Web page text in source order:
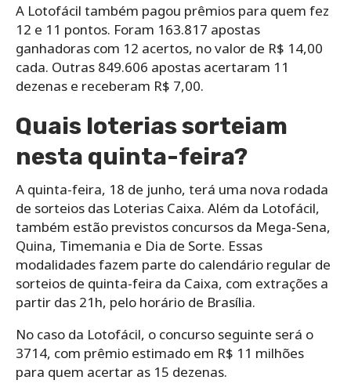
A Lotofácil também pagou prêmios para quem fez
12 e 11 pontos. Foram 163.817 apostas
ganhadoras com 12 acertos, no valor de R$ 14,00
cada. Outras 849.606 apostas acertaram 11
dezenas e receberam R$ 7,00.
Quais loterias sorteiam
nesta quinta-feira?
A quinta-feira, 18 de junho, terá uma nova rodada
de sorteios das Loterias Caixa. Além da Lotofácil,
também estão previstos concursos da Mega-Sena,
Quina, Timemania e Dia de Sorte. Essas
modalidades fazem parte do calendário regular de
sorteios de quinta-feira da Caixa, com extrações a
partir das 21h, pelo horário de Brasília.
No caso da Lotofácil, o concurso seguinte será o
3714, com prêmio estimado em R$ 11 milhões
para quem acertar as 15 dezenas.